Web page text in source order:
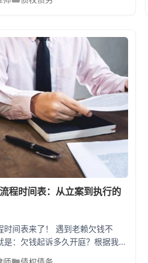
执行房产拍卖，但别慌！从逾期
黄金补救期！很多人因为害怕催
程时间表：从立案到执行的
时间表来了！ 遇到老赖欠钱不
：欠钱起诉多久开庭？根据我国